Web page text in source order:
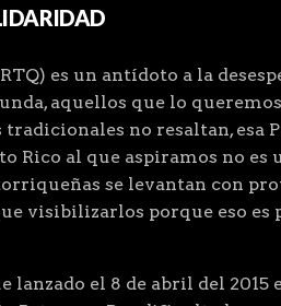
es un antídoto a la
aquellos que lo
tradicionales no resaltan, esa
Rico al que aspiramos no es
se levantan con
visibilizarlos porque eso es
lanzado el 8 de abril del 2015